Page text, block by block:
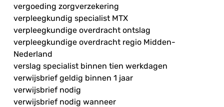
vergoeding zorgverzekering
verpleegkundig specialist MTX
verpleegkundige overdracht ontslag
verpleegkundige overdracht regio Midden-
Nederland
verslag specialist binnen tien werkdagen
verwijsbrief geldig binnen 1 jaar
verwijsbrief nodig
verwijsbrief nodig wanneer